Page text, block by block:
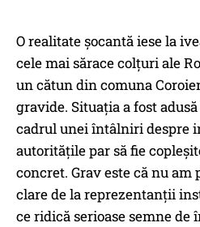
O realitate șocantă iese la
cele mai sărace colțuri ale
un cătun din comuna
gravide. Situația a fost
cadrul unei întâlniri despre
autoritățile par să fie
concret. Grav este că nu
clare de la reprezentanții
ce ridică serioase semne